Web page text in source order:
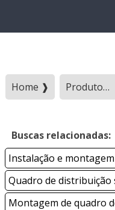
Home ❱ Produtos ❱
Buscas relacionadas:
Instalação e
Quadro de distribuição
Montagem de quadro